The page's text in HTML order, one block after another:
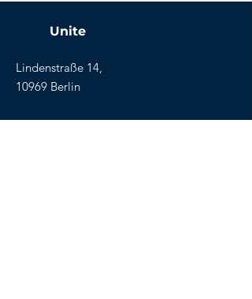
Unite
Lindenstraße 14,
10969 Berlin